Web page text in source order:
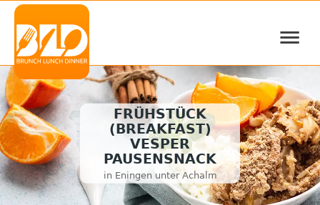
≡
FRÜHSTÜCK
(BREAKFAST)
VESPER
PAUSENSNACK
in Eningen unter Achalm